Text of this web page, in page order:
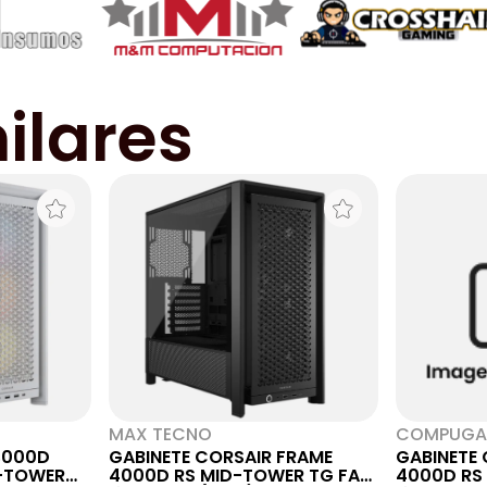
MAX TECNO
GABINETE CORSAIR FRAME
4000D RS MID-TOWER TG FAN
GABINETE
4000D RS